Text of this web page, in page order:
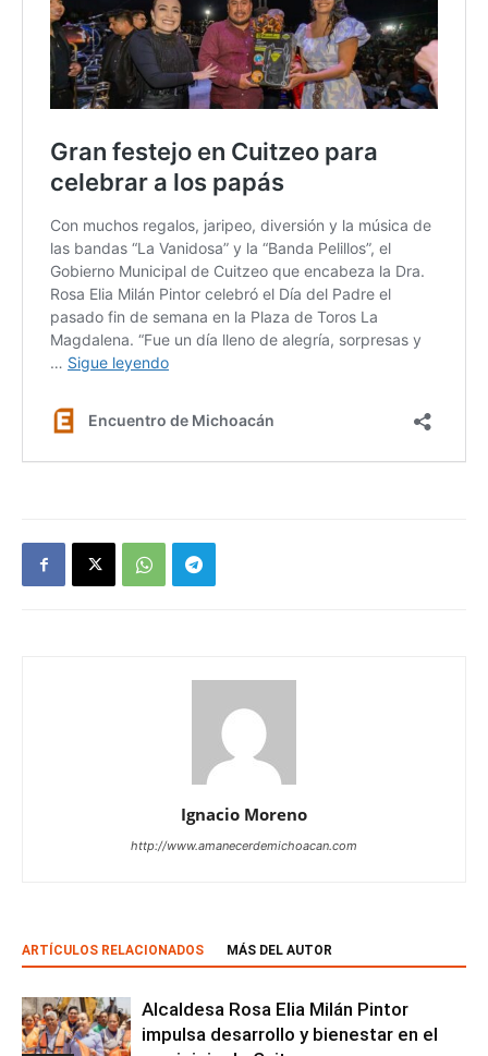
Ignacio Moreno
http://www.amanecerdemichoacan.com
ARTÍCULOS RELACIONADOS MÁS DEL AUTOR
Alcaldesa Rosa Elia Milán Pintor
impulsa desarrollo y bienestar en el